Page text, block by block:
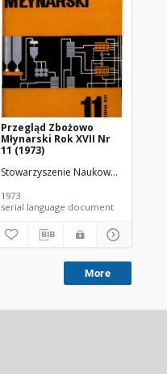
Inżynierów i Techników
Przegląd Zbożowo
Młynarski Rok XVII Nr
11 (1973)
Stowarzyszenie Naukowo-
1973
serial language document
More